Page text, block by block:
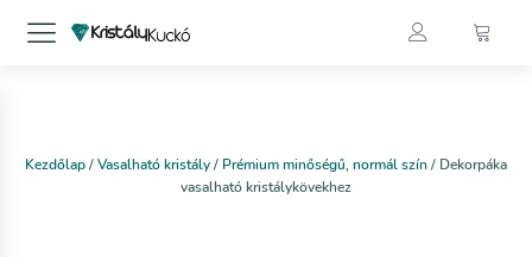
Kezdőlap/Vasalható kristály/ Prémium minőségű, normál szín/ Dekorpáka
vasalható kristálykövekhez